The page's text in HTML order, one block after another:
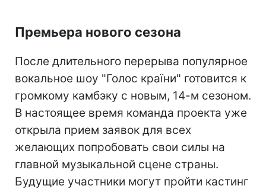
Премьера нового сезона
После длительного перерыва популярное
вокальное шоу "Голос країни" готовится к
громкому камбэку с новым, 14-м сезоном.
В настоящее время команда проекта уже
открыла прием заявок для всех
желающих попробовать свои силы на
главной музыкальной сцене страны.
Будущие участники могут пройти кастинг